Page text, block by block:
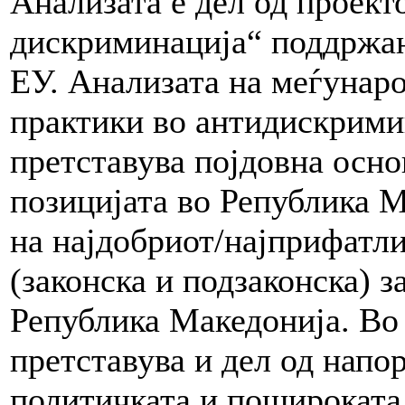
дискриминација“
ЕУ. Анализата на
практики во
претставува појдовна
позицијата во Република
на најдобриот/
(законска и подзаконска)
Република Македонија.
претставува и дел од